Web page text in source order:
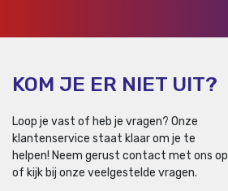
KOM JE ER NIET UIT?
Loop je vast of heb je vragen? Onze
klantenservice staat klaar om je te
helpen! Neem gerust contact met ons op
of kijk bij onze veelgestelde vragen.